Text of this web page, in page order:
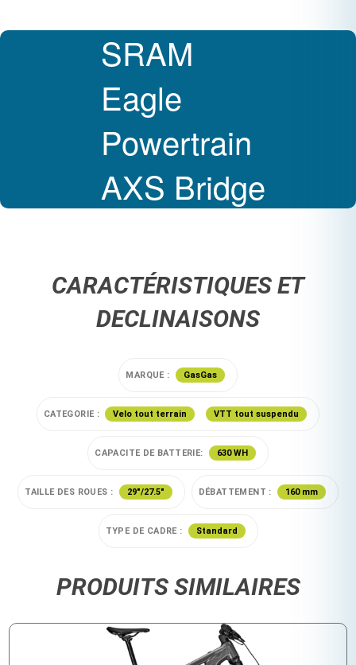
SRAM
Eagle
Powertrain
AXS Bridge
CARACTÉRISTIQUES ET
DECLINAISONS
MARQUE : GasGas
CATEGORIE : Velo tout terrain VTT tout suspendu
CAPACITE DE BATTERIE: 630 WH
TAILLE DES ROUES : 29"/27.5" DÉBATTEMENT : 160 mm
TYPE DE CADRE : Standard
PRODUITS SIMILAIRES